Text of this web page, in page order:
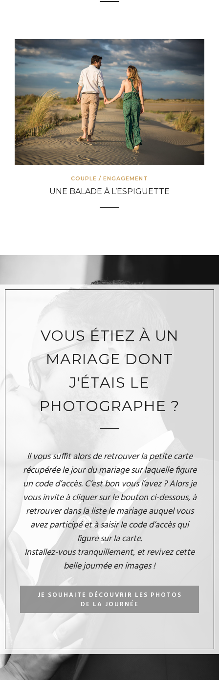
COUPLE / ENGAGEMENT
UNE BALADE À L’ESPIGUETTE
VOUS ÉTIEZ À UN
MARIAGE DONT
J'ÉTAIS LE
PHOTOGRAPHE ?
Il vous suffit alors de retrouver la petite carte
récupérée le jour du mariage sur laquelle figure
un code d’accès. C’est bon vous l’avez ? Alors je
vous invite à cliquer sur le bouton ci-dessous, à
retrouver dans la liste le mariage auquel vous
avez participé et à saisir le code d’accès qui
figure sur la carte.
Installez-vous tranquillement, et revivez cette
belle journée en images !
JE SOUHAITE DÉCOUVRIR LES PHOTOS
DE LA JOURNÉE